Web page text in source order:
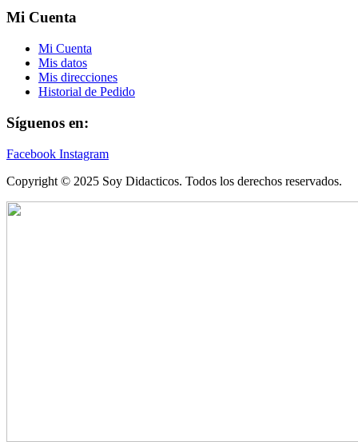
Mi Cuenta
Mi Cuenta
Mis datos
Mis direcciones
Historial de Pedido
Síguenos en:
Facebook Instagram
Copyright © 2025 Soy Didacticos. Todos los derechos reservados.